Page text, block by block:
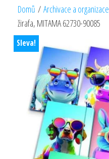
Domů / Archivace a organizace
žirafa, MITAMA 62730-90085
Sleva!